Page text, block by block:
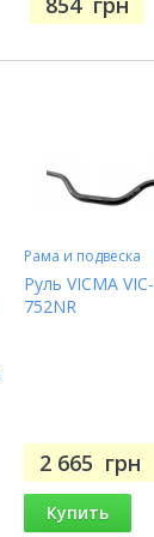
Рама и подвеска
Руль VICMA VIC-
752NR
2 665 грн
Купить